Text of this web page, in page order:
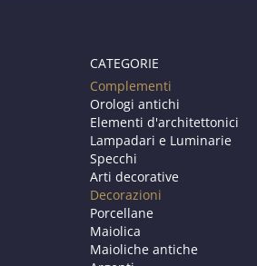
CATEGORIE
Complementi
Orologi antichi
Elementi d'architettonici
Lampadari e Luminarie
Specchi
Arti decorative
Decorazioni
Porcellane
Maiolica
Maioliche antiche